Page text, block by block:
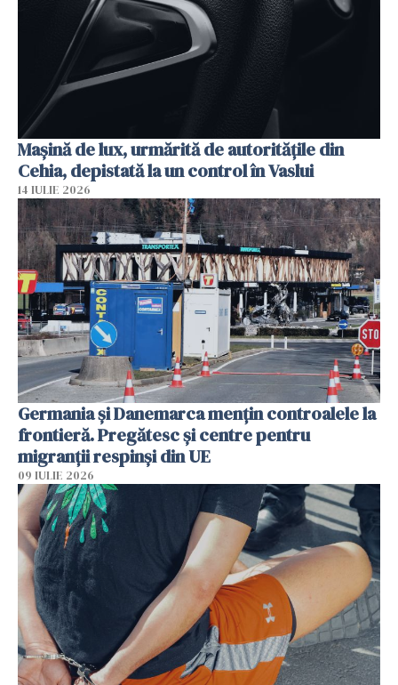
Mașină de lux, urmărită de autoritățile din
Cehia, depistată la un control în Vaslui
14 IULIE 2026
Germania și Danemarca mențin controalele la
frontieră. Pregătesc și centre pentru
migranții respinși din UE
09 IULIE 2026